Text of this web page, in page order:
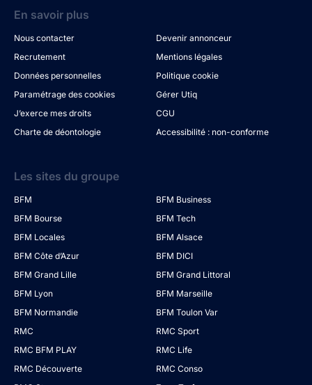
En savoir plus
Nous contacter
Devenir annonceur
Recrutement
Mentions légales
Données personnelles
Politique cookie
Paramétrage des cookies
Gérer Utiq
J’exerce mes droits
CGU
Charte de déontologie
Accessibilité : non-conforme
Les sites du groupe
BFM
BFM Business
BFM Bourse
BFM Tech
BFM Locales
BFM Alsace
BFM Côte d’Azur
BFM DICI
BFM Grand Lille
BFM Grand Littoral
BFM Lyon
BFM Marseille
BFM Normandie
BFM Toulon Var
RMC
RMC Sport
RMC BFM PLAY
RMC Life
RMC Découverte
RMC Conso